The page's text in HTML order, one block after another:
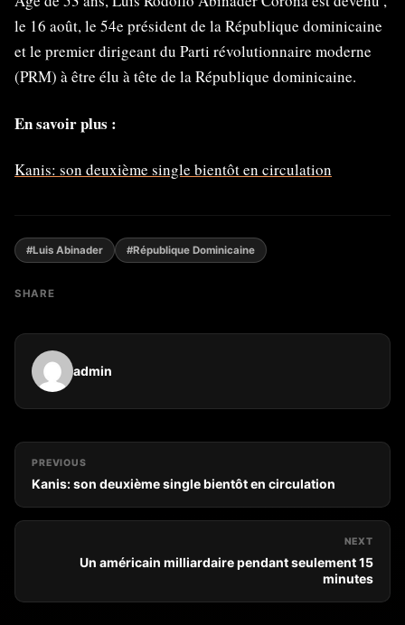
le 16 août, le 54e président de la République dominicaine
et le premier dirigeant du Parti révolutionnaire moderne
(PRM) à être élu à tête de la République dominicaine.
En savoir plus :
Kanis: son deuxième single bientôt en circulation
#Luis Abinader #République Dominicaine
SHARE
admin
PREVIOUS
Kanis: son deuxième single bientôt en circulation
NEXT
Un américain milliardaire pendant seulement 15
minutes